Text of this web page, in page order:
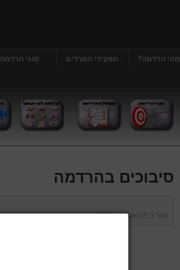
מהי הרדמה? תפקידי המרדים סוגי הרדמה
סיבוכים בהרדמה
נוצר ב 05 אוגוסט 2013 נכתב על ידידר' גרג'י יונתן